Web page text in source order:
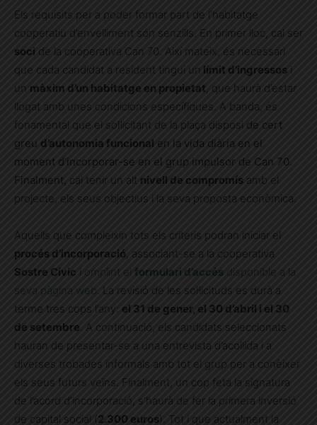
Els requisits per a poder formar part de l’habitatge
cooperatiu d’envelliment són senzills. En primer lloc, cal ser
soci de la cooperativa Can 70. Així mateix, és necessari
que cada candidat a resident tingui un límit d’ingressos i
un màxim d’un habitatge en propietat, que haurà d’estar
llogat amb unes condicions específiques. A banda, és
fonamental que el sol·licitant de la plaça disposi de cert
greu d’autonomia funcional
en la vida diària en el
moment d’incorporar-se en el grup impulsor de Can 70.
Finalment, cal tenir un alt nivell de compromís amb el
projecte, els seus objectius i la seva proposta econòmica.
Aquells que compleixin tots els criteris podran iniciar el
procés d’incorporació , associant-se a la cooperativa
Sostre Cívic i omplint el formulari d’accés disponible a la
seva pàgina web. La revisió de les sol·licituds es durà a
terme tres cops l’any: el 31 de gener, el 30 d’abril i el 30
de setembre. A continuació, els candidats seleccionats
hauran de presentar-se a una entrevista d’acollida i a
diverses trobades informals amb tot el grup per a conèixer
els seus futurs veïns. Finalment, un cop feta la signatura
de l’acord d’incorporació, s’haurà de fer la primera inversió
de capital social (2.300 euros). Tot i que actualment la